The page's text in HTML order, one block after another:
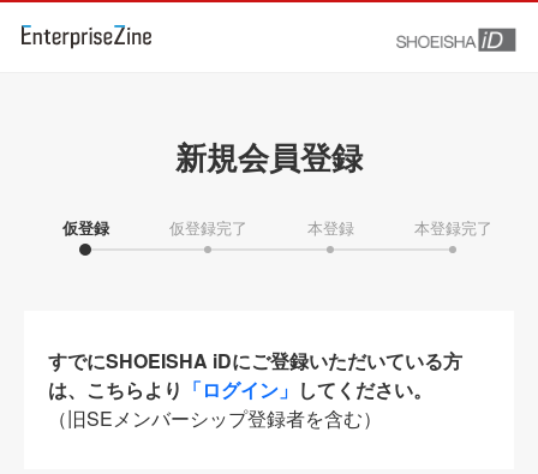
新規会員登録
仮登録 仮登録完了 本登録 本登録完了
すでにSHOEISHA iDにご登録いただいている方
は、こちらより 「ログイン」 してください。
（旧SEメンバーシップ登録者を含む）